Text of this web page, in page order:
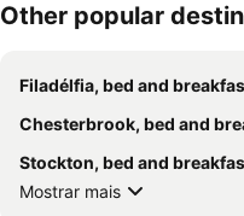
Other popular
Filadélfia, bed and
Chesterbrook, bed and
Stockton, bed and
Mostrar mais